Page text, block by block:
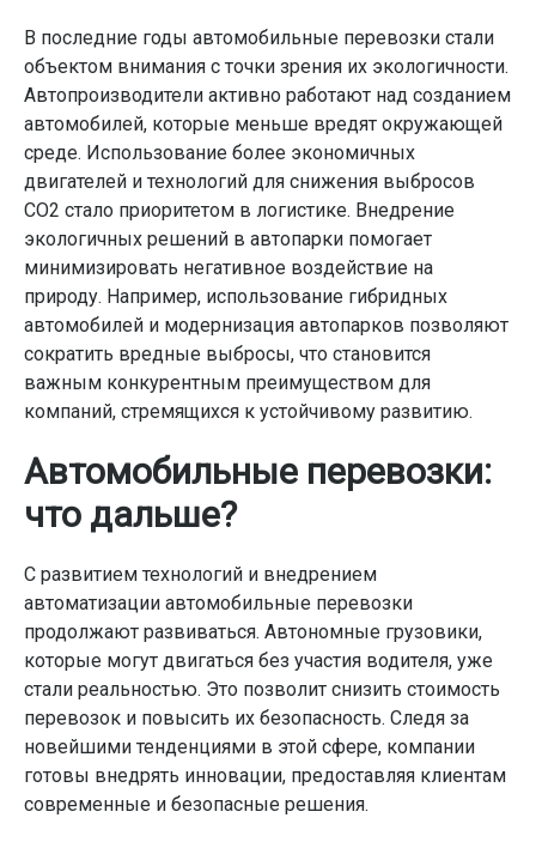
В последние годы автомобильные перевозки стали
объектом внимания с точки зрения их экологичности.
Автопроизводители активно работают над созданием
автомобилей, которые меньше вредят окружающей
среде. Использование более экономичных
двигателей и технологий для снижения выбросов
CO2 стало приоритетом в логистике. Внедрение
экологичных решений в автопарки помогает
минимизировать негативное воздействие на
природу. Например, использование гибридных
автомобилей и модернизация автопарков позволяют
сократить вредные выбросы, что становится
важным конкурентным преимуществом для
компаний, стремящихся к устойчивому развитию.
Автомобильные перевозки:
что дальше?
С развитием технологий и внедрением
автоматизации автомобильные перевозки
продолжают развиваться. Автономные грузовики,
которые могут двигаться без участия водителя, уже
стали реальностью. Это позволит снизить стоимость
перевозок и повысить их безопасность. Следя за
новейшими тенденциями в этой сфере, компании
готовы внедрять инновации, предоставляя клиентам
современные и безопасные решения.